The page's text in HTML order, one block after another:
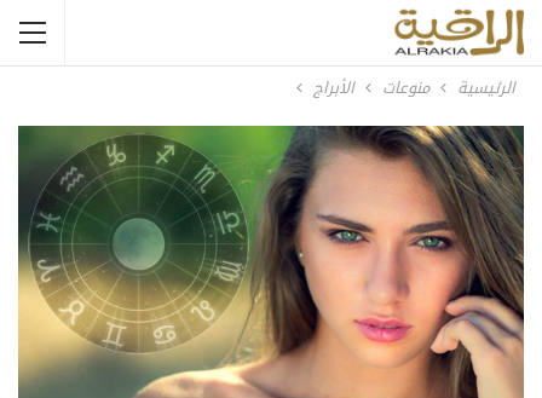
الرئيسية منوعات الأبراج